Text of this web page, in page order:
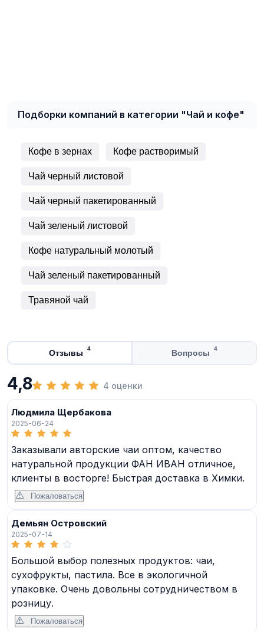
Подборки компаний в категории "Чай и кофе"
Кофе в зернах Кофе растворимый
Чай черный листовой
Чай черный пакетированный
Чай зеленый листовой
Кофе натуральный молотый
Чай зеленый пакетированный
Травяной чай
Отзывы 4 Вопросы 4
4,8 4 оценки
Людмила Щербакова
2025-06-24
Заказывали авторские чаи оптом, качество
натуральной продукции ФАН ИВАН отличное,
клиенты в восторге! Быстрая доставка в Химки.
Пожаловаться
Демьян Островский
2025-07-14
Большой выбор полезных продуктов: чаи,
сухофрукты, пастила. Все в экологичной
упаковке. Очень довольны сотрудничеством в
розницу.
Пожаловаться